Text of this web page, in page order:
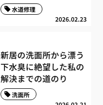
2026.02.23
水道修理
新居の洗面所から漂う
下水臭に絶望した私の
解決までの道のり
洗面所